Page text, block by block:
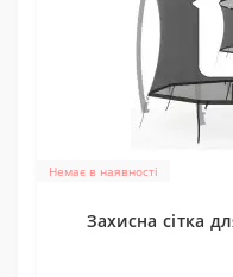
Немає в наявності
Захисна сітка